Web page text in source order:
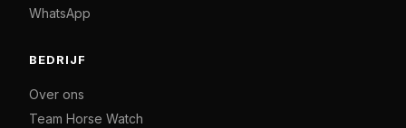
WhatsApp
BEDRIJF
Over ons
Team Horse Watch